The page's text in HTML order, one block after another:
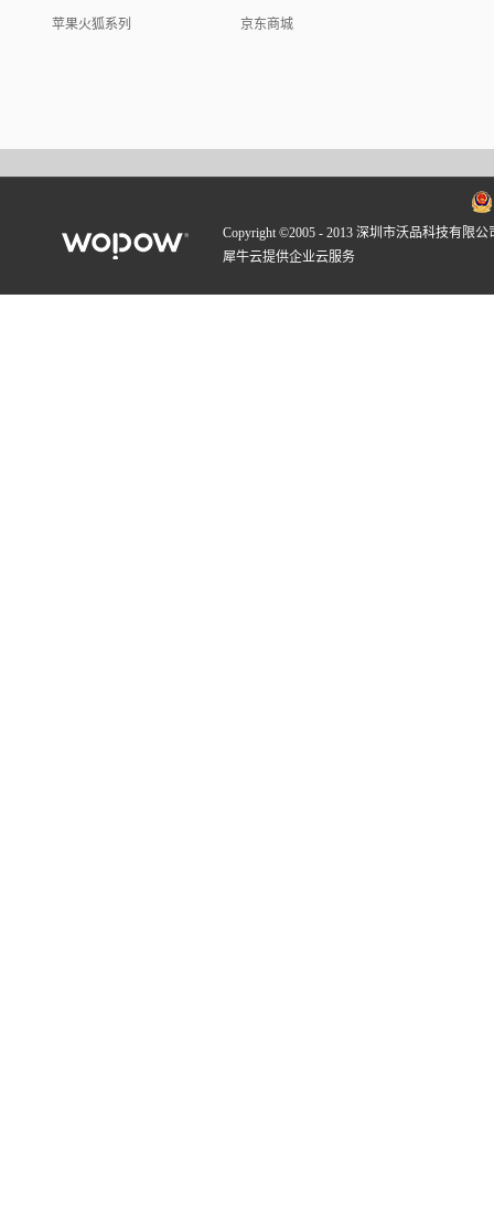
苹果火狐系列 京东商城
Copyright ©2005 - 2013 深圳市沃品科技有限公
犀牛云提供企业云服务